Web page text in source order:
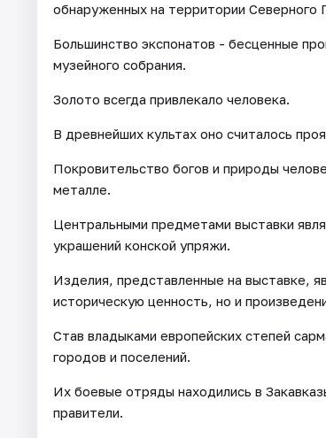
обнаруженных на территории Северного
Большинство экспонатов - бесценные
музейного собрания.
Золото всегда привлекало человека.
В древнейших культах оно считалось
Покровительство богов и природы
металле.
Центральными предметами выставки
украшений конской упряжи.
Изделия, представленные на выставке,
историческую ценность, но и
Став владыками европейских степей
городов и поселений.
Их боевые отряды находились в
правители.